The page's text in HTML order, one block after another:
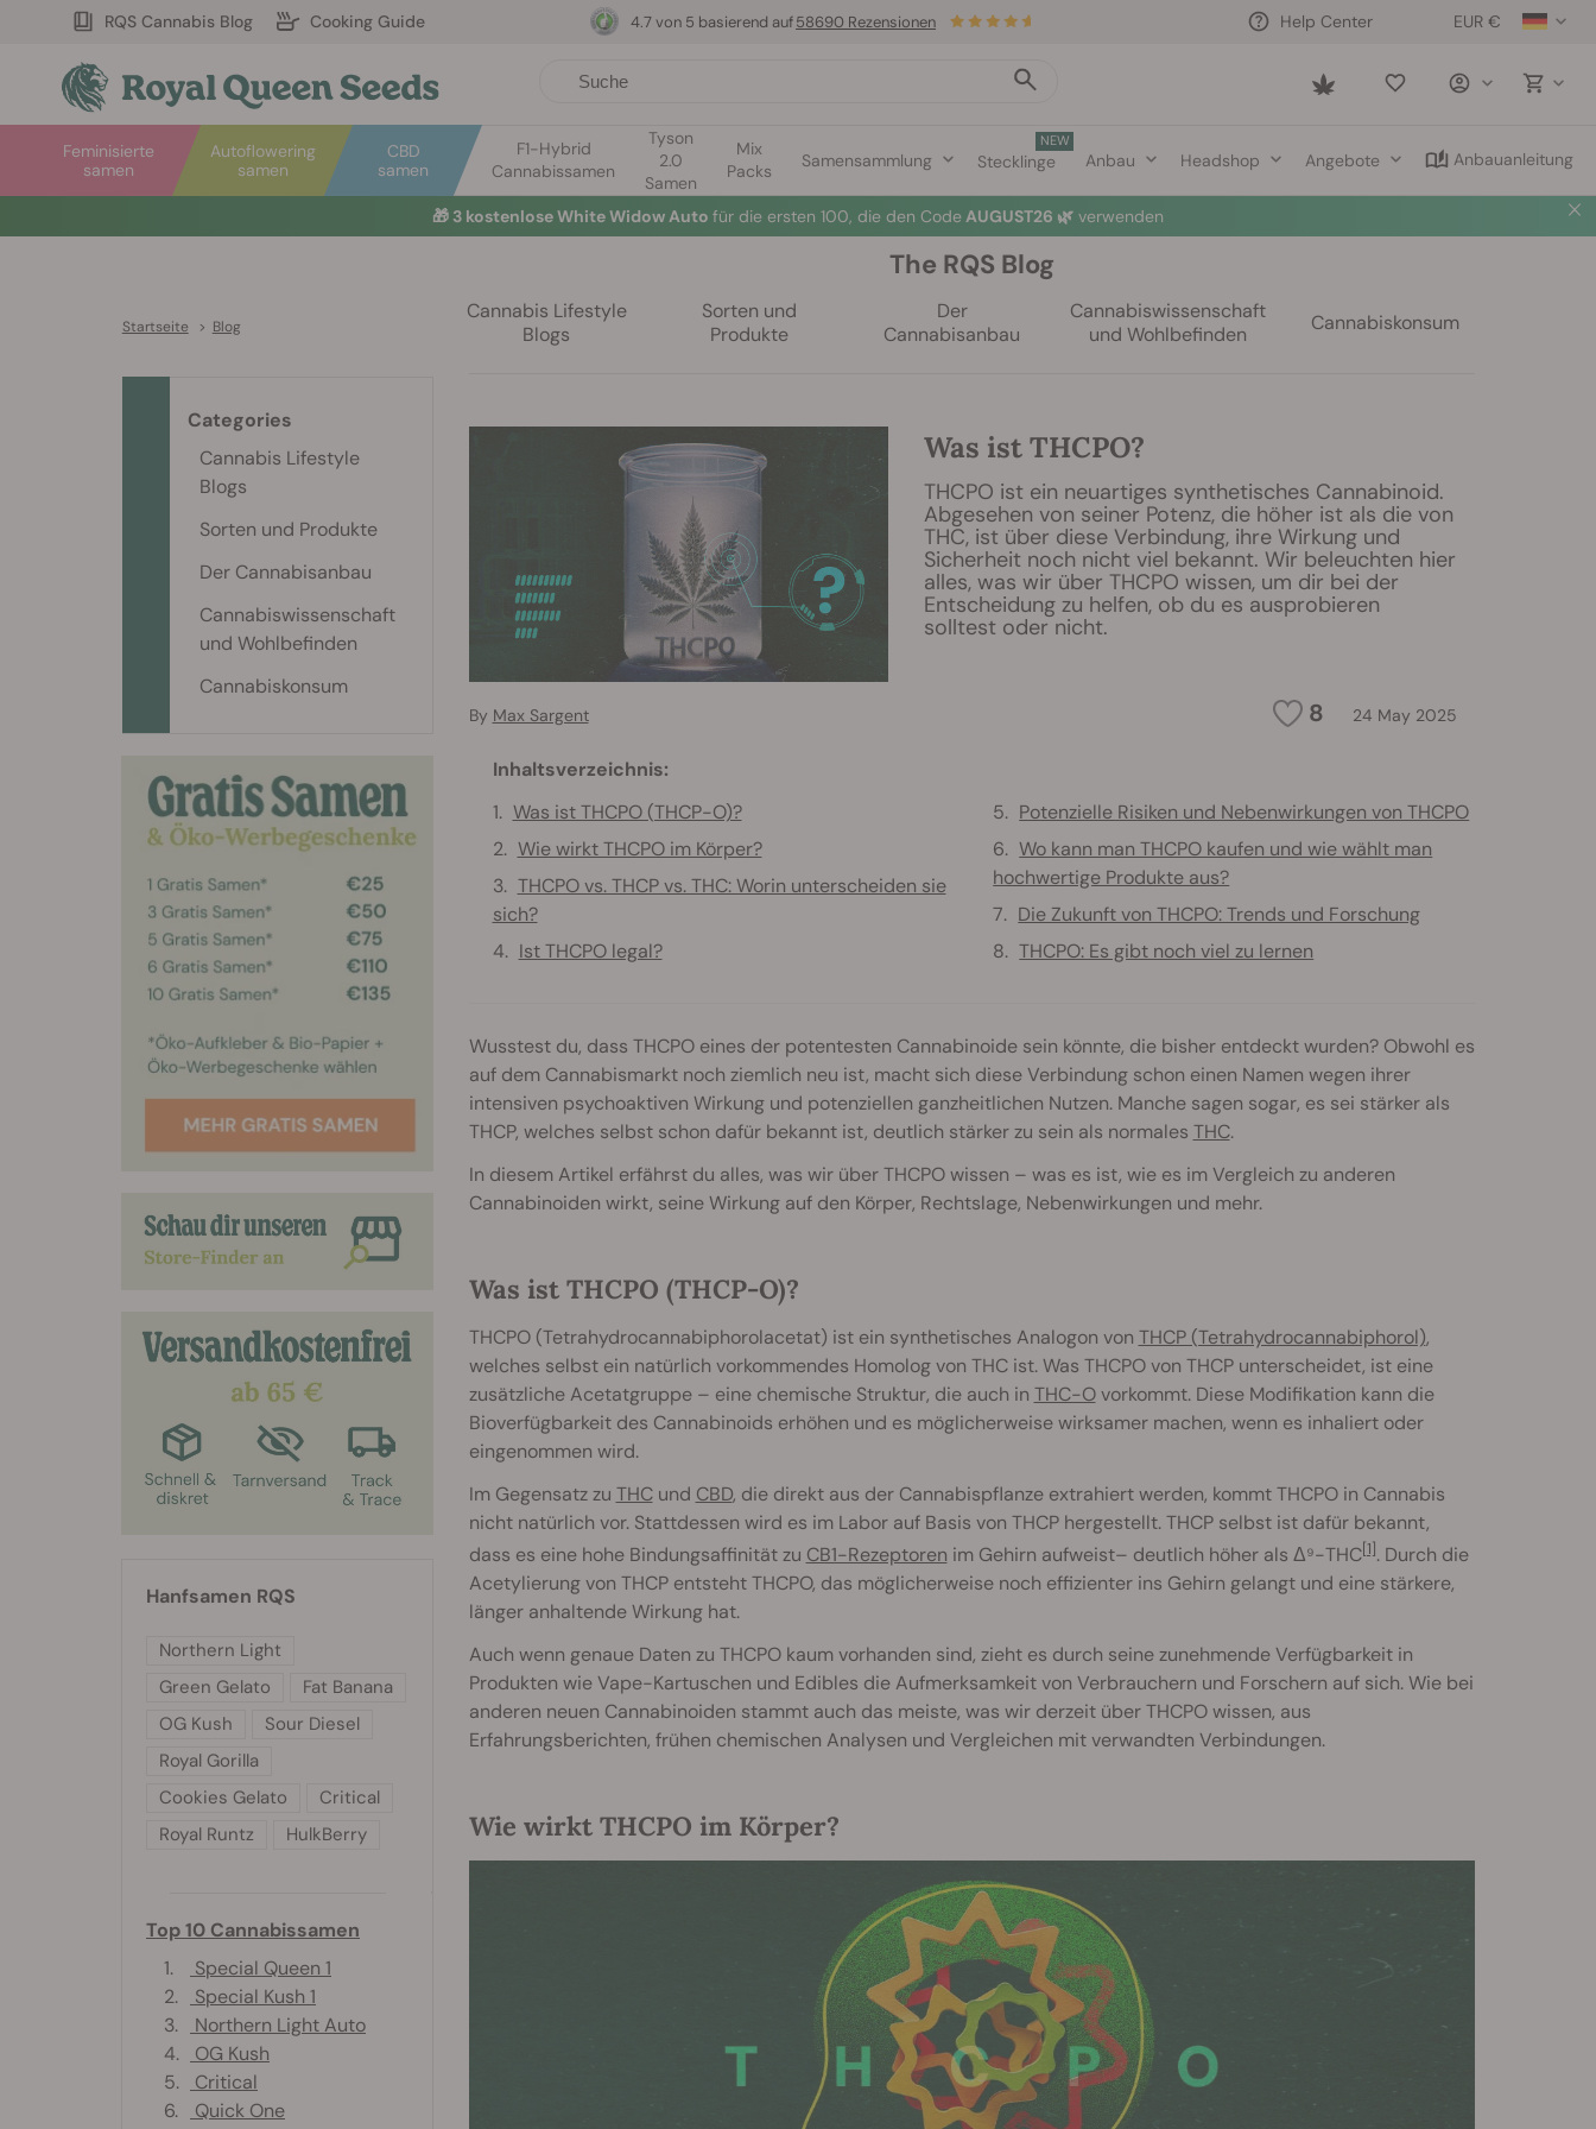
RQS Cannabis Blog Cooking Guide EUR €
Help Center
Saved
Autoflowering
samen
Feminisierte
samen
CBD
samen
F1-Hybrid
Cannabissamen
Tyson
2.0
Samen
Mix
Packs
Samensammlung
NEW
Stecklinge Anbau Headshop Angebote Anbauanleitung
4.7 von 5 basierend auf58690 Rezensionen
🎁 3 kostenlose White Widow Auto für die ersten 100, die den Code AUGUST26 🌿 verwenden
Startseite > Blog
The RQS Blog
Cannabis Lifestyle
Blogs
Sorten und
Produkte
Der
Cannabisanbau
Cannabiswissenschaft
und Wohlbefinden
Cannabiskonsum
Was ist THCPO?
THCPO ist ein neuartiges synthetisches Cannabinoid.
Abgesehen von seiner Potenz, die höher ist als die von
THC, ist über diese Verbindung, ihre Wirkung und
Sicherheit noch nicht viel bekannt. Wir beleuchten hier
alles, was wir über THCPO wissen, um dir bei der
Entscheidung zu helfen, ob du es ausprobieren
solltest oder nicht.
8 24 May 2025
By Max Sargent
Inhaltsverzeichnis:
Was ist THCPO (THCP-O)?
Wie wirkt THCPO im Körper?
THCPO vs. THCP vs. THC: Worin unterscheiden sie
sich?
Ist THCPO legal?
Potenzielle Risiken und Nebenwirkungen von THCPO
Wo kann man THCPO kaufen und wie wählt man
hochwertige Produkte aus?
Die Zukunft von THCPO: Trends und Forschung
THCPO: Es gibt noch viel zu lernen
Wusstest du, dass THCPO eines der potentesten Cannabinoide sein könnte, die bisher entdeckt wurden? Obwohl es
auf dem Cannabismarkt noch ziemlich neu ist, macht sich diese Verbindung schon einen Namen wegen ihrer
intensiven psychoaktiven Wirkung und potenziellen ganzheitlichen Nutzen. Manche sagen sogar, es sei stärker als
THCP, welches selbst schon dafür bekannt ist, deutlich stärker zu sein als normales THC.
In diesem Artikel erfährst du alles, was wir über THCPO wissen – was es ist, wie es im Vergleich zu anderen
Cannabinoiden wirkt, seine Wirkung auf den Körper, Rechtslage, Nebenwirkungen und mehr.
Was ist THCPO (THCP-O)?
THCPO (Tetrahydrocannabiphorolacetat) ist ein synthetisches Analogon von THCP (Tetrahydrocannabiphorol),
welches selbst ein natürlich vorkommendes Homolog von THC ist. Was THCPO von THCP unterscheidet, ist eine
zusätzliche Acetatgruppe – eine chemische Struktur, die auch in THC-Ovorkommt. Diese Modifikation kann die
Bioverfügbarkeit des Cannabinoids erhöhen und es möglicherweise wirksamer machen, wenn es inhaliert oder
eingenommen wird.
Im Gegensatz zu THCund CBD, die direkt aus der Cannabispflanze extrahiert werden, kommt THCPO in Cannabis
nicht natürlich vor. Stattdessen wird es im Labor auf Basis von THCP hergestellt. THCP selbst ist dafür bekannt,
dass es eine hohe Bindungsaffinität zu CB1-Rezeptoren im Gehirn aufweist– deutlich höher als Δ⁹-THC[1]. Durch die
Acetylierung von THCP entsteht THCPO, das möglicherweise noch effizienter ins Gehirn gelangt und eine stärkere,
länger anhaltende Wirkung hat.
Auch wenn genaue Daten zu THCPO kaum vorhanden sind, zieht es durch seine zunehmende Verfügbarkeit in
Produkten wie Vape-Kartuschen und Edibles die Aufmerksamkeit von Verbrauchern und Forschern auf sich. Wie bei
anderen neuen Cannabinoiden stammt auch das meiste, was wir derzeit über THCPO wissen, aus
Erfahrungsberichten, frühen chemischen Analysen und Vergleichen mit verwandten Verbindungen.
Wie wirkt THCPO im Körper?
Categories
Cannabis Lifestyle
Blogs
Sorten und Produkte
Der Cannabisanbau
Cannabiswissenschaft
und Wohlbefinden
Cannabiskonsum
Hanfsamen RQS
Northern Light
Green Gelato
Fat Banana
OG Kush
Sour Diesel
Royal Gorilla
Cookies Gelato
Critical
Royal Runtz
HulkBerry
Top 10 Cannabissamen
1.
Special Queen 1
2.
Special Kush 1
3.
Northern Light Auto
4.
OG Kush
5.
Critical
6.
Quick One